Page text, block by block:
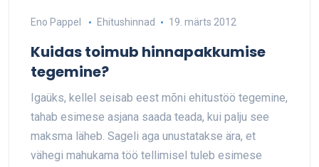
Eno Pappel Ehitushinnad 19. märts 2012
Kuidas toimub hinnapakkumise
tegemine?
Igaüks, kellel seisab eest mõni ehitustöö tegemine,
tahab esimese asjana saada teada, kui palju see
maksma läheb. Sageli aga unustatakse ära, et
vähegi mahukama töö tellimisel tuleb esimese